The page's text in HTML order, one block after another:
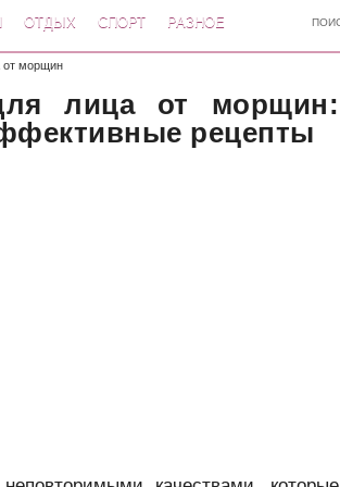
ОТДЫХ СПОРТ РАЗНОЕ
от морщин
лица от морщин:
рецепты